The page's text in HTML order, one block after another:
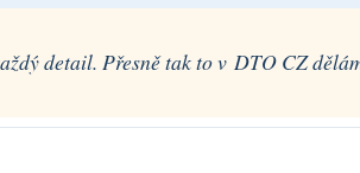
detail. Přesně tak to v DTO CZ